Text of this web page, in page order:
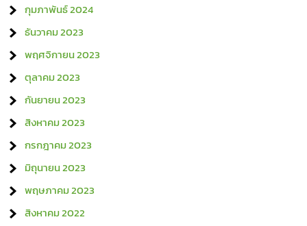
กุมภาพันธ์ 2024
ธันวาคม 2023
พฤศจิกายน 2023
ตุลาคม 2023
กันยายน 2023
สิงหาคม 2023
กรกฎาคม 2023
มิถุนายน 2023
พฤษภาคม 2023
สิงหาคม 2022